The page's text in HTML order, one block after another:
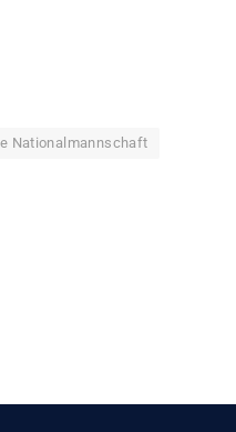
Nationalmannschaft